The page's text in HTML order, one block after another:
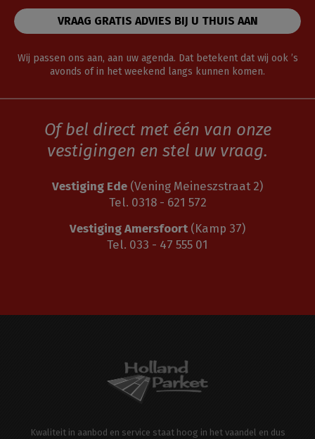
VRAAG GRATIS ADVIES BIJ U THUIS AAN
Wij passen ons aan, aan uw agenda. Dat betekent dat wij ook ’s
avonds of in het weekend langs kunnen komen.
Of bel direct met één van onze
vestigingen en stel uw vraag.
Vestiging Ede (Vening Meineszstraat 2)
Tel. 0318 - 621 572
Vestiging Amersfoort (Kamp 37)
Tel. 033 - 47 555 01
Kwaliteit in aanbod en service staat hoog in het vaandel en dus